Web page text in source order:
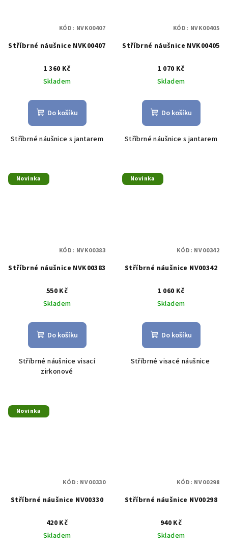
Stříbrné náušnice NVK00407
1 360 Kč
Skladem
Do košíku
Stříbrné náušnice s jantarem
KÓD: NVK00407
Stříbrné náušnice NVK00405
1 070 Kč
Skladem
Do košíku
Stříbrné náušnice s jantarem
KÓD: NVK00405
Novinka
Stříbrné náušnice NVK00383
550 Kč
Skladem
Do košíku
Stříbrné náušnice visací
zirkonové
KÓD: NVK00383
Novinka
Stříbrné náušnice NV00342
1 060 Kč
Skladem
Do košíku
Stříbrné visacé náušnice
KÓD: NV00342
Novinka
Stříbrné náušnice NV00330
420 Kč
Skladem
KÓD: NV00330
Stříbrné náušnice NV00298
940 Kč
Skladem
KÓD: NV00298